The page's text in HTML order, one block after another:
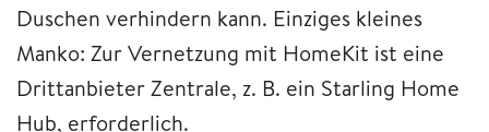
Duschen verhindern kann. Einziges kleines
Manko: Zur Vernetzung mit HomeKit ist eine
Drittanbieter Zentrale, z. B. ein Starling Home
Hub, erforderlich.